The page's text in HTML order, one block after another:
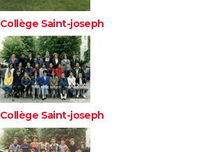
Collège Saint-joseph
Collège Saint-joseph